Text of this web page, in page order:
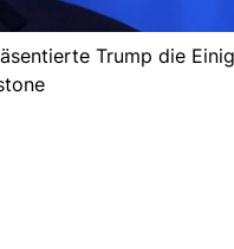
Trump die